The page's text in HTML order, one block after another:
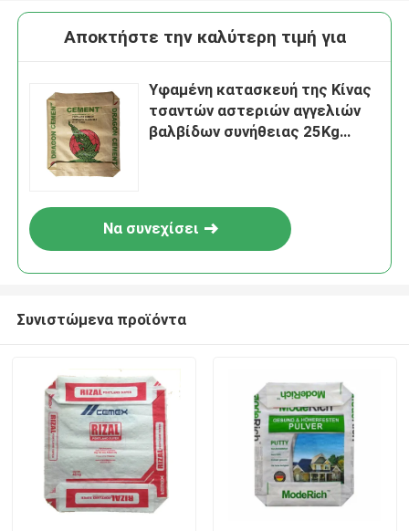
Αποκτήστε την καλύτερη τιμή για
Υφαμένη κατασκευή της Κίνας
τσαντών αστεριών αγγελιών
βαλβίδων συνήθειας 25Kg
Να συνεχίσει
Συνιστώμενα προϊόντα